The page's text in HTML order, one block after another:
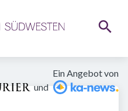
Ein Angebot von
und